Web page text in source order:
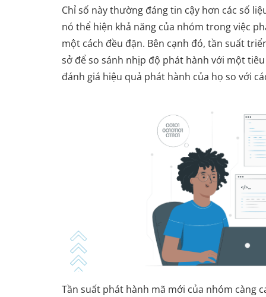
Chỉ số này thường đáng tin cậy hơn các số
nó thể hiện khả năng của nhóm trong việc
một cách đều đặn. Bên cạnh đó, tần suất
sở để so sánh nhịp độ phát hành với một
đánh giá hiệu quả phát hành của họ so với
Tần suất phát hành mã mới của nhóm càng